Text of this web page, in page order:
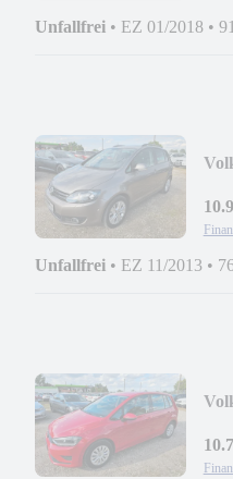
Unfallfrei • EZ 01/2018 •
Unfallfrei • EZ 11/2013 •